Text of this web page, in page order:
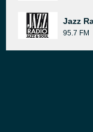
Jazz
95.7 FM